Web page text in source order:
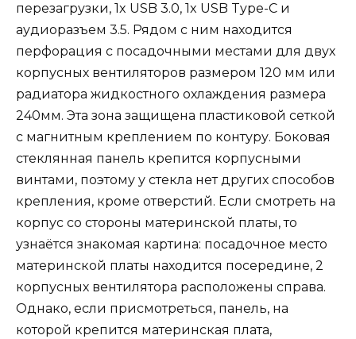
перезагрузки, 1x USB 3.0, 1x USB Type-C и
аудиоразъем 3.5. Рядом с ним находится
перфорация с посадочными местами для двух
корпусных вентиляторов размером 120 мм или
радиатора жидкостного охлаждения размера
240мм. Эта зона защищена пластиковой сеткой
с магнитным креплением по контуру. Боковая
стеклянная панель крепится корпусными
винтами, поэтому у стекла нет других способов
крепления, кроме отверстий. Если смотреть на
корпус со стороны материнской платы, то
узнаётся знакомая картина: посадочное место
материнской платы находится посередине, 2
корпусных вентилятора расположены справа.
Однако, если присмотреться, панель, на
которой крепится материнская плата,